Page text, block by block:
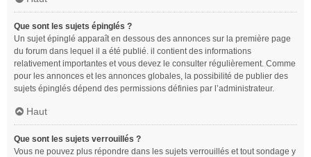
Que sont les sujets épinglés ?
Un sujet épinglé apparaît en dessous des annonces sur la première page
du forum dans lequel il a été publié. il contient des informations
relativement importantes et vous devez le consulter régulièrement. Comme
pour les annonces et les annonces globales, la possibilité de publier des
sujets épinglés dépend des permissions définies par l’administrateur.
Haut
Que sont les sujets verrouillés ?
Vous ne pouvez plus répondre dans les sujets verrouillés et tout sondage y